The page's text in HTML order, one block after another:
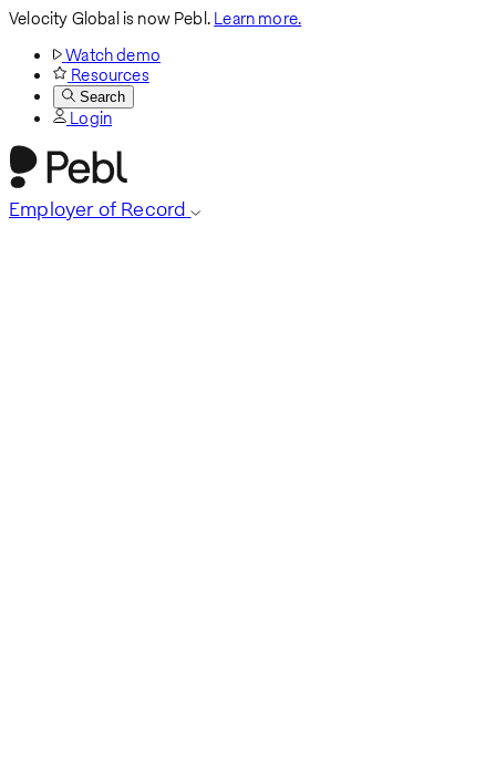
Velocity Global is now Pebl.Learn more.
Watch demo
Resources
Search
Login
Employer of Record